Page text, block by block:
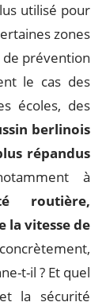
utilisé pour
zones
de prévention
le cas des
écoles, des
berlinois
répandus
à
routière,
la vitesse de
t-il ? Et quel
la sécurité